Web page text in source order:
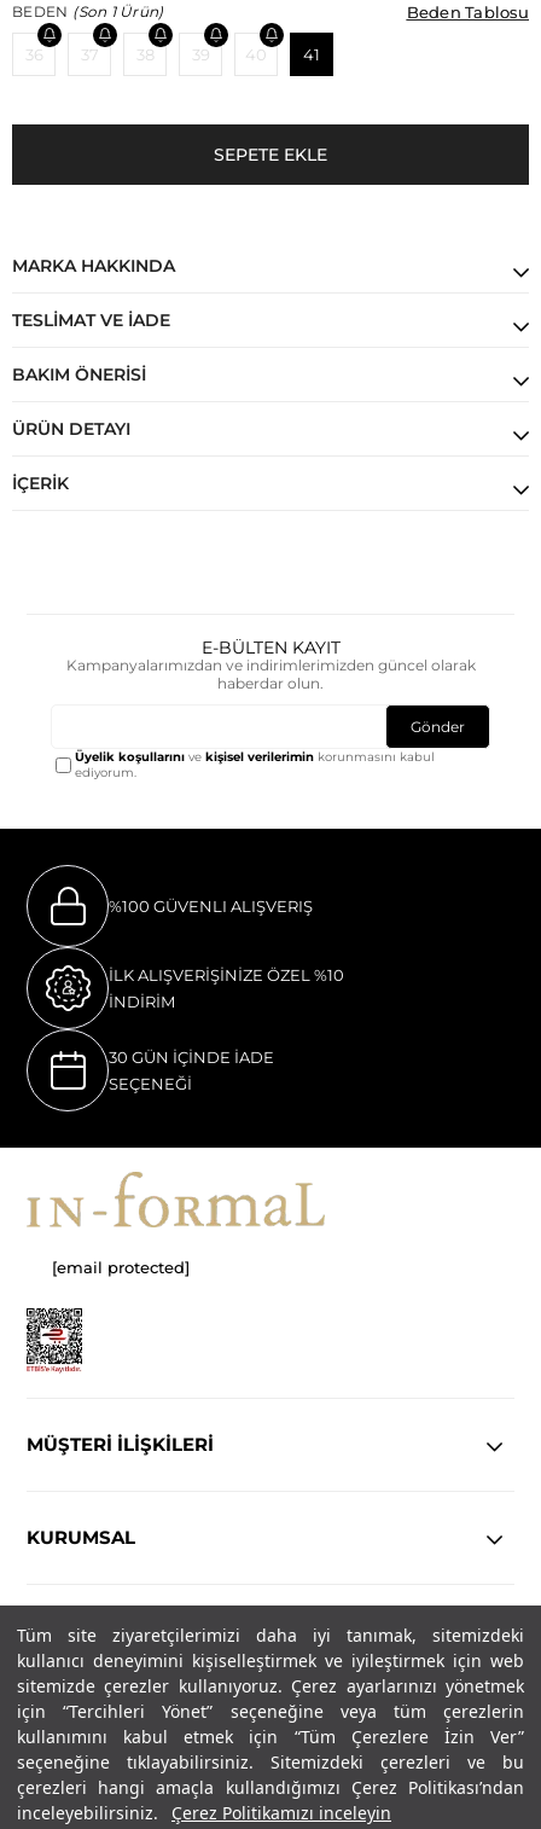
Tüm site ziyaretçilerimizi daha iyi tanımak, sitemizdeki
kullanıcı deneyimini kişiselleştirmek ve iyileştirmek için web
sitemizde çerezler kullanıyoruz. Çerez ayarlarınızı yönetmek
için “Tercihleri Yönet” seçeneğine veya tüm çerezlerin
kullanımını kabul etmek için “Tüm Çerezlere İzin Ver”
seçeneğine tıklayabilirsiniz. Sitemizdeki çerezleri ve bu
çerezleri hangi amaçla kullandığımızı Çerez Politikası’ndan
inceleyebilirsiniz.
Çerez Politikamızı inceleyin
BEDEN (Son 1 Ürün) Beden Tablosu
Beden Tablosu
36 37 38 39 40 41
MARKA HAKKINDA
TESLIMAT VE İADE
BAKIM ÖNERISI
ÜRÜN DETAYI
İÇERIK
E-BÜLTEN KAYIT
Kampanyalarımızdan ve indirimlerimizden güncel olarak
haberdar olun.
Gönder
Üyelik koşullarını vekişisel verilerimin korunmasını kabul
ediyorum.
%100 GÜVENLI ALIŞVERIŞ
İLK ALIŞVERİŞİNİZE ÖZEL %10
İNDİRİM
30 GÜN İÇİNDE İADE
SEÇENEĞİ
[email protected]
MÜŞTERİ İLİŞKİLERİ
KURUMSAL
YASAL
Copyright© 2025 IN-FORMAL Tüm hakları saklıdır.
SOSYAL MEDYA